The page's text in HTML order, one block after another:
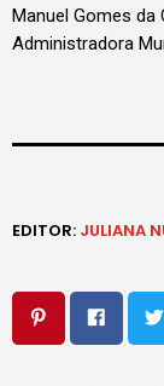
Manuel Gomes
Administradora
EDITOR: JULIANA